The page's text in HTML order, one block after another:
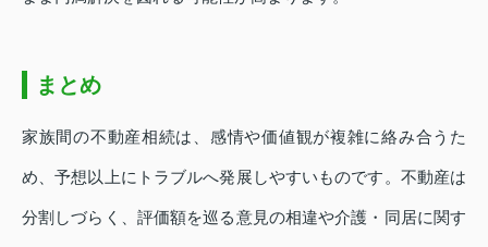
まとめ
家族間の不動産相続は、感情や価値観が複雑に絡み合うた
め、予想以上にトラブルへ発展しやすいものです。不動産は
分割しづらく、評価額を巡る意見の相違や介護・同居に関す